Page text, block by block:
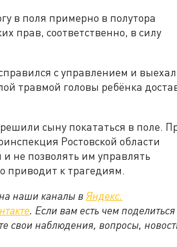
в поля примерно в полутора
прав, соответственно, в силу
с управлением и
травмой головы ребёнка
сыну покататься в поле.
Ростовской области
не позволять им управлять
приводит к трагедиям.
наши каналы вЯндекс.
. Если вам есть чем поделиться
свои наблюдения, вопросы,